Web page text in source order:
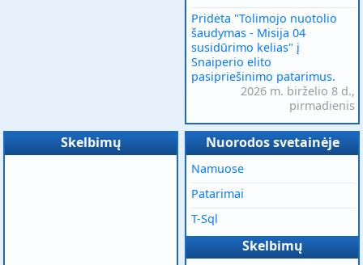
Pridėta "Tolimojo nuotolio
šaudymas - Misija 04
susidūrimo kelias" į
Snaiperio elito
pasipriešinimo patarimus.
2026 m. birželio 8 d.,
pirmadienis
Skelbimų Nuorodos svetainėje
Namuose
Patarimai
T-Sql
Skelbimų